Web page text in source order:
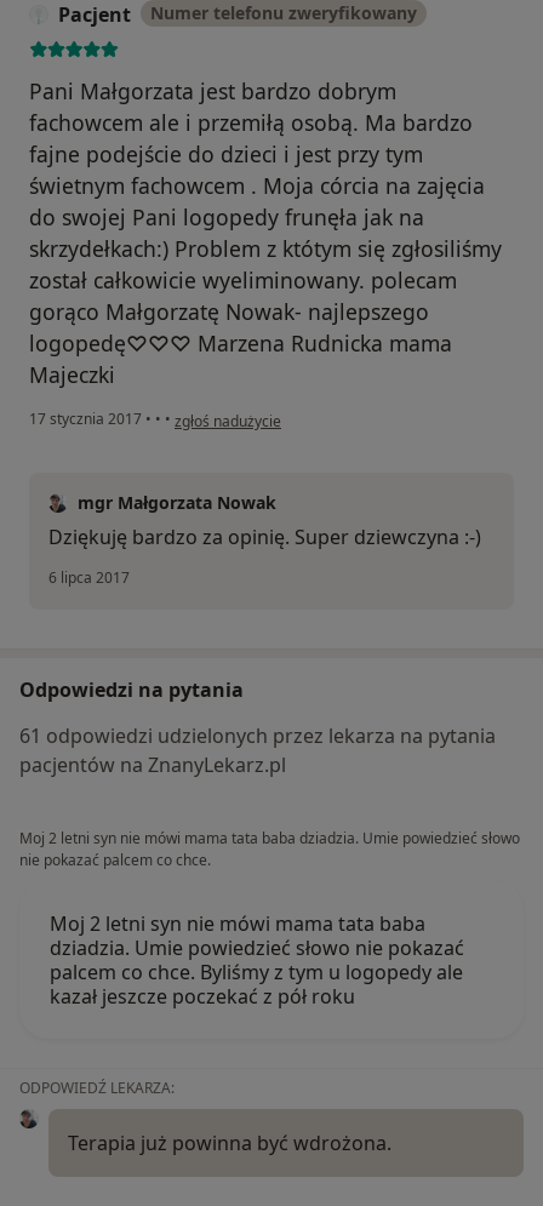
Pacjent Numer telefonu zweryfikowany
Pani Małgorzata jest bardzo dobrym
fachowcem ale i przemiłą osobą. Ma bardzo
fajne podejście do dzieci i jest przy tym
świetnym fachowcem . Moja córcia na zajęcia
do swojej Pani logopedy frunęła jak na
skrzydełkach:) Problem z któtym się zgłosiliśmy
został całkowicie wyeliminowany. polecam
gorąco Małgorzatę Nowak- najlepszego
logopedę♡♡♡ Marzena Rudnicka mama
Majeczki
17 stycznia 2017 • • • w opinii użytkownika Pacjent
zgłoś nadużycie
mgr Małgorzata Nowak
Dziękuję bardzo za opinię. Super dziewczyna :-)
6 lipca 2017
Odpowiedzi na pytania
61 odpowiedzi udzielonych przez lekarza na pytania
pacjentów na ZnanyLekarz.pl
Moj 2 letni syn nie mówi mama tata baba dziadzia. Umie powiedzieć słowo
nie pokazać palcem co chce.
Moj 2 letni syn nie mówi mama tata baba
dziadzia. Umie powiedzieć słowo nie pokazać
palcem co chce. Byliśmy z tym u logopedy ale
kazał jeszcze poczekać z pół roku
ODPOWIEDŹ LEKARZA:
Terapia już powinna być wdrożona.